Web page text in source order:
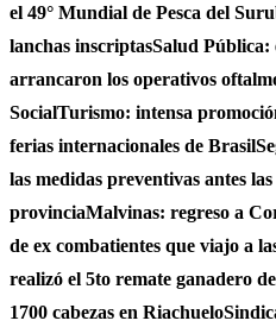
el 49° Mundial de Pesca del
lanchas inscriptasSalud Pública:
arrancaron los operativos
SocialTurismo: intensa
ferias internacionales de Brasil
las medidas preventivas antes
provinciaMalvinas: regreso a
de ex combatientes que viajo a
realizó el 5to remate ganadero
1700 cabezas en Riachuelo